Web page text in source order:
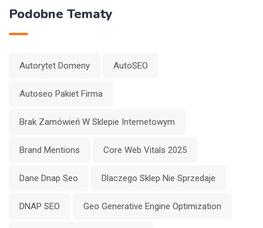
Podobne Tematy
Autorytet Domeny AutoSEO
Autoseo Pakiet Firma
Brak Zamówień W Sklepie Internetowym
Brand Mentions Core Web Vitals 2025
Dane Dnap Seo Dlaczego Sklep Nie Sprzedaje
DNAP SEO Geo Generative Engine Optimization